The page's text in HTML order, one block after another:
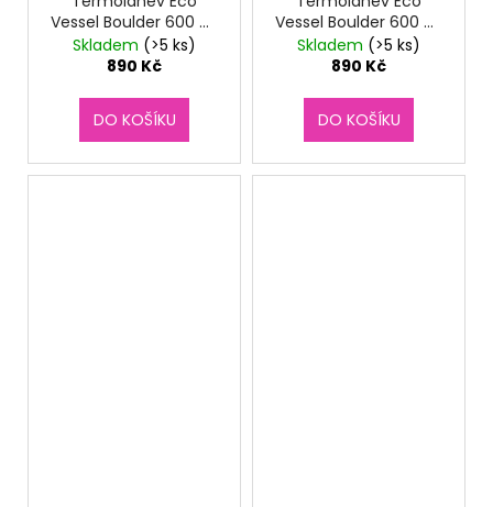
Vessel Boulder 600 ml
Nightfall Navy
Skladem (>5 ks)
890 Kč
DO KOŠÍKU
Vessel Boulder 600 ml
Tropical Melon
Skladem (>5 ks)
890 Kč
DO KOŠÍKU